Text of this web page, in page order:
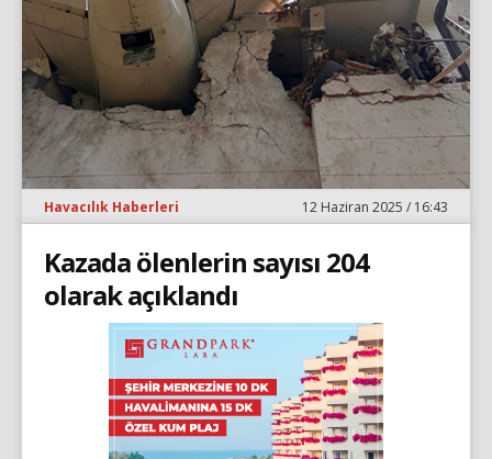
Havacılık Haberleri 12 Haziran 2025 / 16:43
Kazada ölenlerin sayısı 204
olarak açıklandı